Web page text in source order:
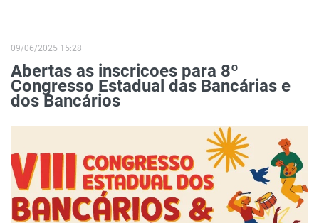
09/06/2025 15:28
Abertas as inscricoes para 8º
Congresso Estadual das Bancárias e
dos Bancários